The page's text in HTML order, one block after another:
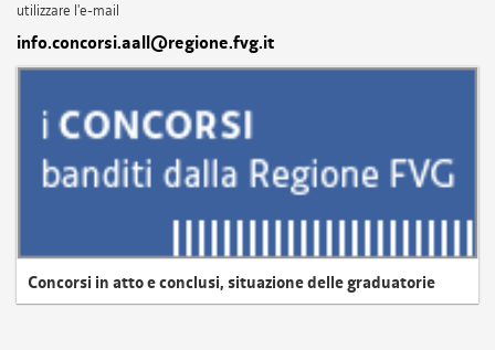
utilizzare l'e-mail
info.concorsi.aall@regione.fvg.it
Concorsi in atto e conclusi, situazione delle graduatorie